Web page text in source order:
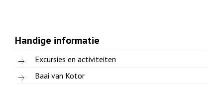
Handige informatie
Excursies en activiteiten
Baai van Kotor